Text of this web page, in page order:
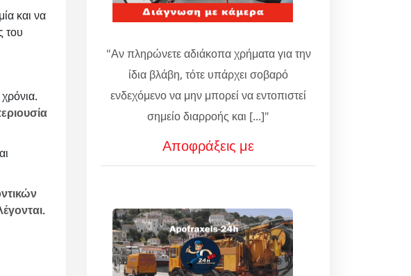
και να
του
.
"Αν πληρώνετε αδιάκοπα χρήματα για την
ίδια βλάβη, τότε υπάρχει σοβαρό
ενδεχόμενο να μην μπορεί να εντοπιστεί
σημείο διαρροής και [...]"
Αποφράξεις με